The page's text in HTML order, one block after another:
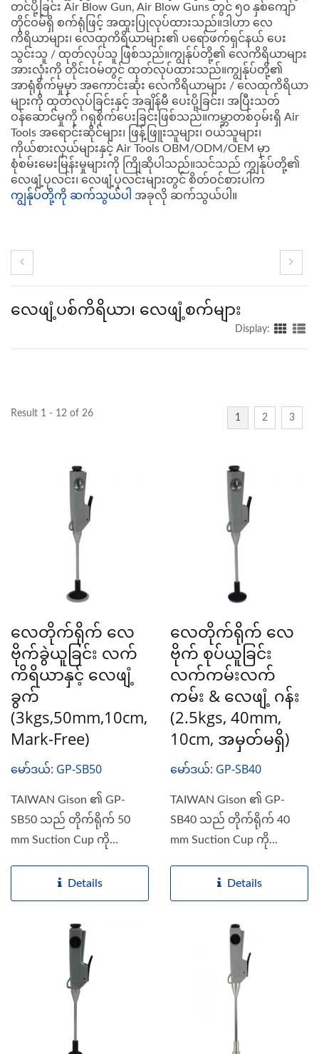
တင်ပို့ခြင်း Air Blow Gun, Air Blow Guns တွင် ၅၀ နှစ်ကျော်
တိုင်ဝမ်ရှိ စက်ရုံဖြင့် အထူးပြုလုပ်ထားသည်။ဒါဟာ လေ
ကိရိယာများ၊ လေထုကိရိယာများ၏ ပရော်ဖက်ရှင်နယ် ပေး
သွင်းသူ / ထုတ်လုပ်သူ ဖြစ်သည်။ကျွန်ုပ်တို့၏ လေကိရိယာများ
အားလုံးကို တိုင်းဝမ်တွင် ထုတ်လုပ်ထားသည်။ကျွန်ုပ်တို့၏
အာရုံစိုက်မှုမှာ အကောင်းဆုံး လေကိရိယာများ / လေထုကိရိယာ
များကို ထုတ်လုပ်ခြင်းနှင့် အချိန်မီ ပေးပို့ခြင်း၊ အပြီးသတ်
ဝန်ဆောင်မှုကို ဂရုစိုက်ပေးခြင်းဖြစ်သည်။ကမ္ဘာတစ်ဝှမ်းရှိ Air
Tools အရောင်းဆိုင်များ၊ ဖြန့်ဖြူးသူများ၊ ဝယ်သူများ၊
ကိုယ်စားလှယ်များနှင့် Air Tools OBM/ODM/OEM မှာ
စုံစမ်းမေးမြန်းမှုများကို ကြိုဆိုပါသည်။သင်သည် ကျွန်ုပ်တို့၏
လေဖျံ့ပုလင်း၊ လေဖျံ့ပုလင်းများတွင် စိတ်ဝင်စားပါက
ကျွန်ုပ်တို့ကို ဆက်သွယ်ပါ
အခုလို ဆက်သွယ်ပါ။
လေဖျံ့ပစ်ကိရိယာ၊ လေဖျံ့စက်များ
Display:
Result 1 - 12 of 26 1 2 3
လေတိုက်ရိုက် လေ
ဗိုက်ခွဲယူခြင်း လက်
ကိရိယာနှင့် လေဖျံ့
ခွက်
(3kgs,50mm,10cm,
Mark-Free)
မော်ဒယ်: GP-SB50
TAIWAN Gison ၏ GP-
SB50 သည် တိုက်ရိုက် 50
mm Suction Cup ကို...
Details
လေတိုက်ရိုက် လေ
ဗိုက် စုပ်ယူခြင်း
လက်ကမ်းလက်
ကမ်း & လေဖျံ့ ဂန်း
(2.5kgs, 40mm,
10cm, အမှတ်မရှိ)
မော်ဒယ်: GP-SB40
TAIWAN Gison ၏ GP-
SB40 သည် တိုက်ရိုက် 40
mm Suction Cup ကို...
Details